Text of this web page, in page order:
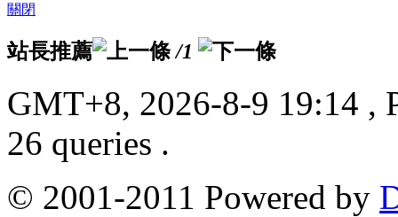
關閉
站長推薦 /1
GMT+8, 2026-8-9 19:14 ,
26 queries .
© 2001-2011 Powered by